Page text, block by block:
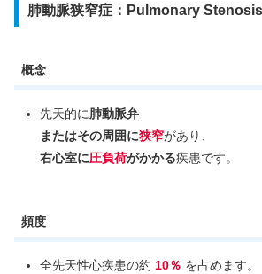
肺動脈狭窄症：Pulmonary
概念
先天的に肺動脈弁
またはその周囲に狭窄があり、
右心室に圧負荷がかかる疾患です。
頻度
全先天性心疾患の約 10％ を占めます。